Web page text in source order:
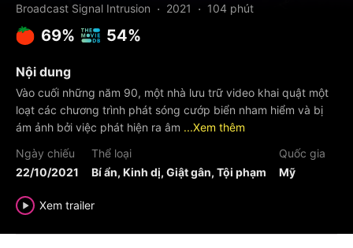
Broadcast Signal Intrusion · 2021 · 104 phút
69% 54%
Nội dung
Vào cuối những năm 90, một nhà lưu trữ video khai quật một
loạt các chương trình phát sóng cướp biển nham hiểm và bị
ám ảnh bởi việc phát hiện ra âm ...Xem thêm
Ngày chiếu
22/10/2021
Thể loại
Bí ẩn, Kinh dị, Giật gân, Tội phạm
Quốc gia
Mỹ
Xem trailer